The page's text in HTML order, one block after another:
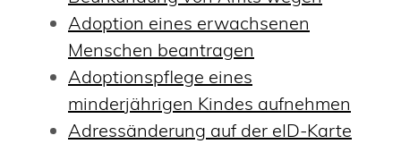
Adoption eines erwachsenen
Menschen beantragen
Adoptionspflege eines
minderjährigen Kindes aufnehmen
Adressänderung auf der eID-Karte